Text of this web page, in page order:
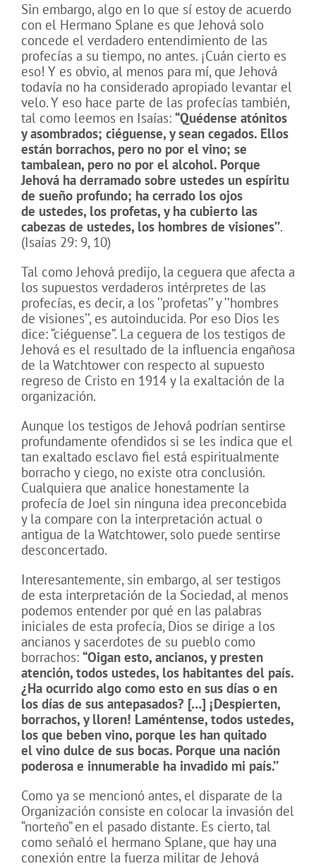
Sin embargo, algo en lo que sí estoy de acuerdo
con el Hermano Splane es que Jehová solo
concede el verdadero entendimiento de las
profecías a su tiempo, no antes. ¡Cuán cierto es
eso! Y es obvio, al menos para mí, que Jehová
todavía no ha considerado apropiado levantar el
velo. Y eso hace parte de las profecías también,
tal como leemos en Isaías: “Quédense atónitos
y asombrados; ciéguense, y sean cegados. Ellos
están borrachos, pero no por el vino; se
tambalean, pero no por el alcohol. Porque
Jehová ha derramado sobre ustedes un espíritu
de sueño profundo; ha cerrado los ojos
de ustedes, los profetas, y ha cubierto las
cabezas de ustedes, los hombres de visiones’’.
(Isaías 29: 9, 10)
Tal como Jehová predijo, la ceguera que afecta a
los supuestos verdaderos intérpretes de las
profecías, es decir, a los ‘’profetas’’ y ‘’hombres
de visiones’’, es autoinducida. Por eso Dios les
dice: “ciéguense”. La ceguera de los testigos de
Jehová es el resultado de la influencia engañosa
de la Watchtower con respecto al supuesto
regreso de Cristo en 1914 y la exaltación de la
organización.
Aunque los testigos de Jehová podrían sentirse
profundamente ofendidos si se les indica que el
tan exaltado esclavo fiel está espiritualmente
borracho y ciego, no existe otra conclusión.
Cualquiera que analice honestamente la
profecía de Joel sin ninguna idea preconcebida
y la compare con la interpretación actual o
antigua de la Watchtower, solo puede sentirse
desconcertado.
Interesantemente, sin embargo, al ser testigos
de esta interpretación de la Sociedad, al menos
podemos entender por qué en las palabras
iniciales de esta profecía, Dios se dirige a los
ancianos y sacerdotes de su pueblo como
borrachos: “Oigan esto, ancianos, y presten
atención, todos ustedes, los habitantes del país.
¿Ha ocurrido algo como esto en sus días o en
los días de sus antepasados? […] ¡Despierten,
borrachos, y lloren! Laméntense, todos ustedes,
los que beben vino, porque les han quitado
el vino dulce de sus bocas. Porque una nación
poderosa e innumerable ha invadido mi país.’’
Como ya se mencionó antes, el disparate de la
Organización consiste en colocar la invasión del
“norteño” en el pasado distante. Es cierto, tal
como señaló el hermano Splane, que hay una
conexión entre la fuerza militar de Jehová